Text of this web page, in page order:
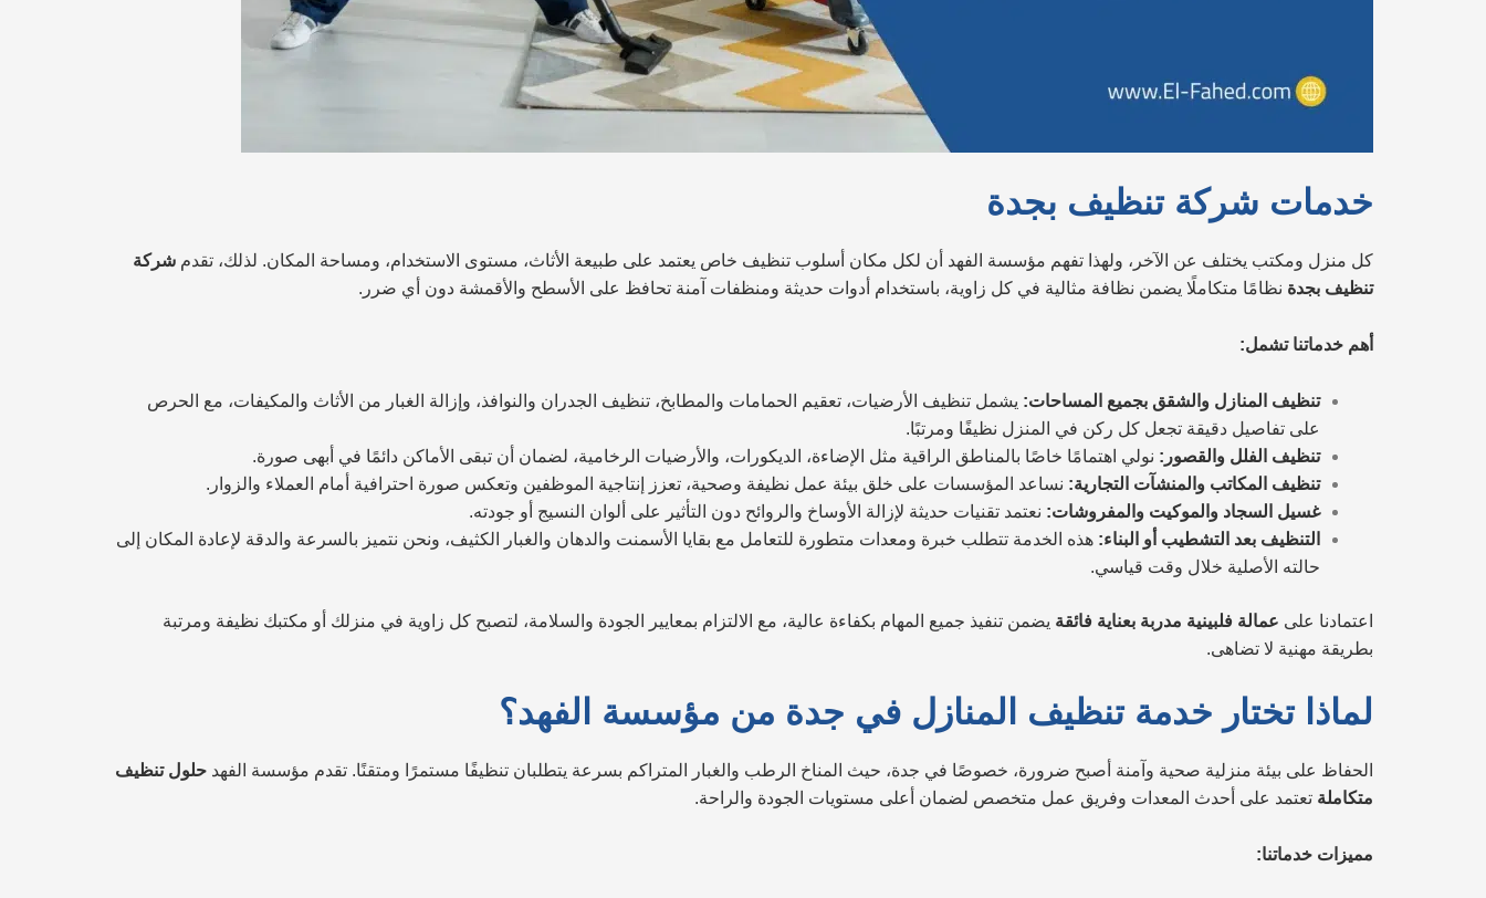
خدمات شركة تنظيف بجدة
كل منزل ومكتب يختلف عن الآخر، ولهذا تفهم مؤسسة الفهد أن لكل مكان أسلوب تنظيف خاص يعتمد على طبيعة الأثاث، مستوى الاستخدام، ومساحة المكان. لذلك، تقدم شركة
تنظيف بجدة نظامًا متكاملًا يضمن نظافة مثالية في كل زاوية، باستخدام أدوات حديثة ومنظفات آمنة تحافظ على الأسطح والأقمشة دون أي ضرر.
أهم خدماتنا تشمل:
تنظيف المنازل والشقق بجميع المساحات: يشمل تنظيف الأرضيات، تعقيم الحمامات والمطابخ، تنظيف الجدران والنوافذ، وإزالة الغبار من الأثاث والمكيفات، مع الحرص
على تفاصيل دقيقة تجعل كل ركن في المنزل نظيفًا ومرتبًا.
تنظيف الفلل والقصور: نولي اهتمامًا خاصًا بالمناطق الراقية مثل الإضاءة، الديكورات، والأرضيات الرخامية، لضمان أن تبقى الأماكن دائمًا في أبهى صورة.
تنظيف المكاتب والمنشآت التجارية: نساعد المؤسسات على خلق بيئة عمل نظيفة وصحية، تعزز إنتاجية الموظفين وتعكس صورة احترافية أمام العملاء والزوار.
غسيل السجاد والموكيت والمفروشات: نعتمد تقنيات حديثة لإزالة الأوساخ والروائح دون التأثير على ألوان النسيج أو جودته.
التنظيف بعد التشطيب أو البناء: هذه الخدمة تتطلب خبرة ومعدات متطورة للتعامل مع بقايا الأسمنت والدهان والغبار الكثيف، ونحن نتميز بالسرعة والدقة لإعادة المكان إلى
حالته الأصلية خلال وقت قياسي.
اعتمادنا على عمالة فلبينية مدربة بعناية فائقة يضمن تنفيذ جميع المهام بكفاءة عالية، مع الالتزام بمعايير الجودة والسلامة، لتصبح كل زاوية في منزلك أو مكتبك نظيفة ومرتبة
بطريقة مهنية لا تضاهى.
لماذا تختار خدمة تنظيف المنازل في جدة من مؤسسة الفهد؟
الحفاظ على بيئة منزلية صحية وآمنة أصبح ضرورة، خصوصًا في جدة، حيث المناخ الرطب والغبار المتراكم بسرعة يتطلبان تنظيفًا مستمرًا ومتقنًا. تقدم مؤسسة الفهد حلول تنظيف
متكاملة تعتمد على أحدث المعدات وفريق عمل متخصص لضمان أعلى مستويات الجودة والراحة.
مميزات خدماتنا: